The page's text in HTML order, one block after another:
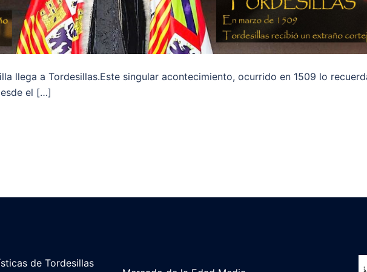
llega a Tordesillas.Este singular acontecimiento, ocurrido en 1509 lo
el […]
de Tordesillas